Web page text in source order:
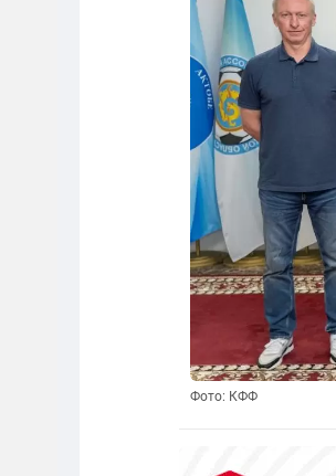
Фото: КФФ